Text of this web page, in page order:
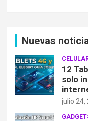
Nuevas
12
solo
julio 24,